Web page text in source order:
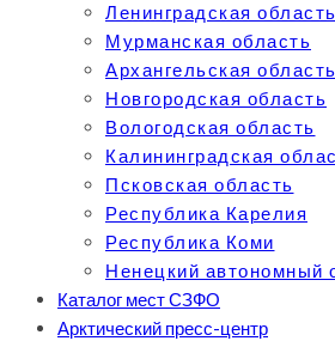
Ленинградская область
Мурманская область
Архангельская область
Новгородская область
Вологодская область
Калининградская
Псковская область
Республика Карелия
Республика Коми
Ненецкий автономный
Каталог мест СЗФО
Арктический пресс-центр